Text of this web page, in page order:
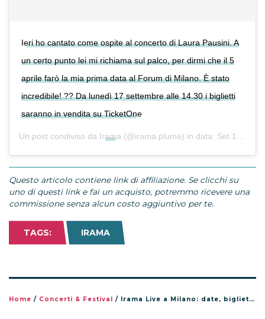
Ieri ho cantato come ospite al concerto di Laura Pausini. A
un certo punto lei mi richiama sul palco, per dirmi che il 5
aprile farò la mia prima data al Forum di Milano. È stato
incredibile! ?? Da lunedì 17 settembre alle 14.30 i biglietti
saranno in vendita su TicketOne
Un post condiviso da Irama (@irama.plume) in data: Set 13, 2018 at 5:32 PDT
Questo articolo contiene link di affiliazione. Se clicchi su
uno di questi link e fai un acquisto, potremmo ricevere una
commissione senza alcun costo aggiuntivo per te.
TAGS: IRAMA
Home / Concerti & Festival / Irama Live a Milano: date, biglietti e prezzi dei concerti